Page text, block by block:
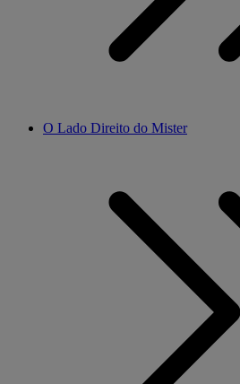
O Lado Direito do Mister